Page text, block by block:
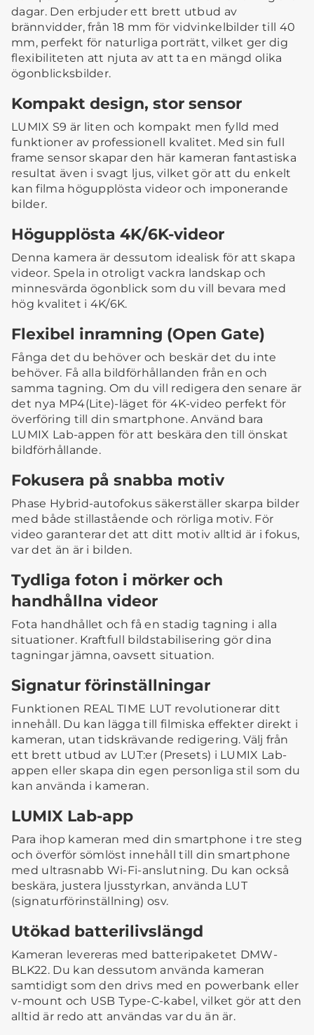
dagar. Den erbjuder ett brett utbud av
brännvidder, från 18 mm för vidvinkelbilder till 40
mm, perfekt för naturliga porträtt, vilket ger dig
flexibiliteten att njuta av att ta en mängd olika
ögonblicksbilder.
Kompakt design, stor sensor
LUMIX S9 är liten och kompakt men fylld med
funktioner av professionell kvalitet. Med sin full
frame sensor skapar den här kameran fantastiska
resultat även i svagt ljus, vilket gör att du enkelt
kan filma högupplösta videor och imponerande
bilder.
Högupplösta 4K/6K-videor
Denna kamera är dessutom idealisk för att skapa
videor. Spela in otroligt vackra landskap och
minnesvärda ögonblick som du vill bevara med
hög kvalitet i 4K/6K.
Flexibel inramning (Open Gate)
Fånga det du behöver och beskär det du inte
behöver. Få alla bildförhållanden från en och
samma tagning. Om du vill redigera den senare är
det nya MP4(Lite)-läget för 4K-video perfekt för
överföring till din smartphone. Använd bara
LUMIX Lab-appen för att beskära den till önskat
bildförhållande.
Fokusera på snabba motiv
Phase Hybrid-autofokus säkerställer skarpa bilder
med både stillastående och rörliga motiv. För
video garanterar det att ditt motiv alltid är i fokus,
var det än är i bilden.
Tydliga foton i mörker och
handhållna videor
Fota handhållet och få en stadig tagning i alla
situationer. Kraftfull bildstabilisering gör dina
tagningar jämna, oavsett situation.
Signatur förinställningar
Funktionen REAL TIME LUT revolutionerar ditt
innehåll. Du kan lägga till filmiska effekter direkt i
kameran, utan tidskrävande redigering. Välj från
ett brett utbud av LUT:er (Presets) i LUMIX Lab-
appen eller skapa din egen personliga stil som du
kan använda i kameran.
LUMIX Lab-app
Para ihop kameran med din smartphone i tre steg
och överför sömlöst innehåll till din smartphone
med ultrasnabb Wi-Fi-anslutning. Du kan också
beskära, justera ljusstyrkan, använda LUT
(signaturförinställning) osv.
Utökad batterilivslängd
Kameran levereras med batteripaketet DMW-
BLK22. Du kan dessutom använda kameran
samtidigt som den drivs med en powerbank eller
v-mount och USB Type-C-kabel, vilket gör att den
alltid är redo att användas var du än är.